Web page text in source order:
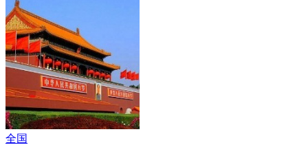
全国